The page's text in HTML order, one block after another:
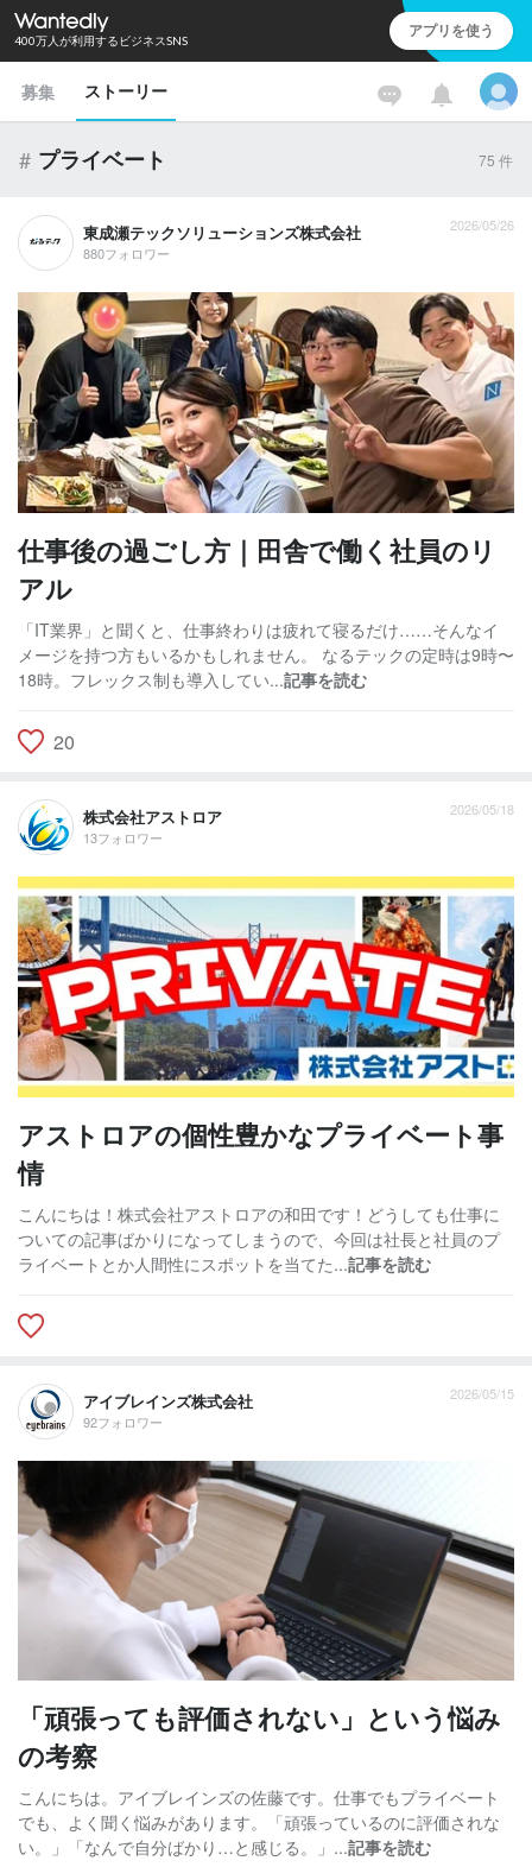
400万人が利用するビジネスSNS アプリを使う
募集 ストーリー
# プライベート 75 件
東成瀬テックソリューションズ株式会社
880フォロワー
2026/05/26
仕事後の過ごし方｜田舎で働く社員のリ
アル
「IT業界」と聞くと、仕事終わりは疲れて寝るだけ……そんなイ
メージを持つ方もいるかもしれません。 なるテックの定時は9時〜
18時。フレックス制も導入してい...記事を読む
20
株式会社アストロア
13フォロワー
2026/05/18
アストロアの個性豊かなプライベート事
情
こんにちは！株式会社アストロアの和田です！どうしても仕事に
ついての記事ばかりになってしまうので、今回は社長と社員のプ
ライベートとか人間性にスポットを当てた...記事を読む
アイブレインズ株式会社
92フォロワー
2026/05/15
「頑張っても評価されない」という悩み
の考察
こんにちは。アイブレインズの佐藤です。仕事でもプライベート
でも、よく聞く悩みがあります。「頑張っているのに評価されな
い。」「なんで自分ばかり…と感じる。」...記事を読む